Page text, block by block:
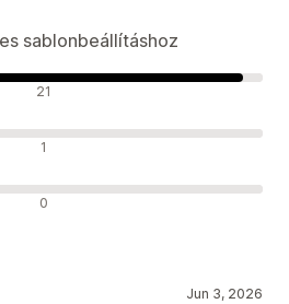
sablonbeállításhoz
21
1
0
Jun 3, 2026